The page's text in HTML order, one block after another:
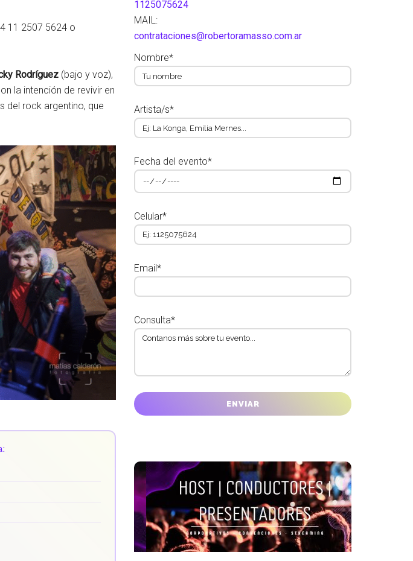
11 2507 5624 o
Rodríguez (bajo y voz),
la intención de revivir en
del rock argentino, que
1125075624
MAIL:
contrataciones@robertoramasso.com.ar
Nombre*
Artista/s*
Fecha del evento*
Celular*
Email*
Consulta*